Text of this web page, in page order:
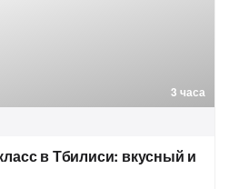
3 часа
в Тбилиси: вкусный и